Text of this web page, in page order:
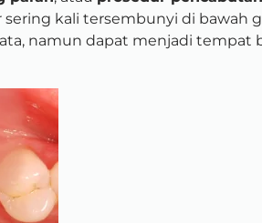
sering kali tersembunyi di bawah
namun dapat menjadi tempat